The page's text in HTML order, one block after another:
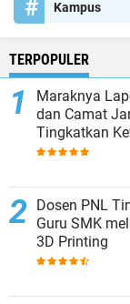
Kampus
TERPOPULER
Maraknya
dan Camat
Tingkatkan
Dosen PNL
Guru SMK
3D Printing